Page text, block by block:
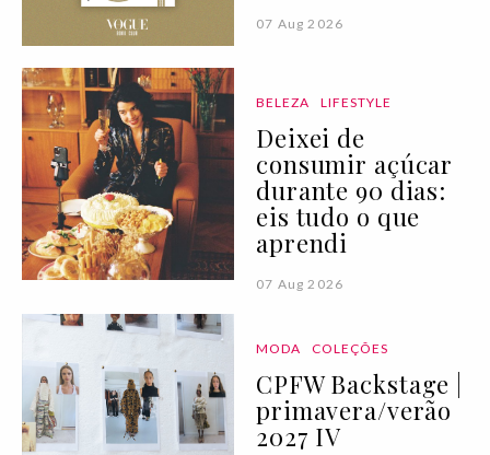
07 Aug 2026
BELEZA LIFESTYLE
Deixei de
consumir açúcar
durante 90 dias:
eis tudo o que
aprendi
07 Aug 2026
MODA COLEÇÕES
CPFW Backstage |
primavera/verão
2027 IV